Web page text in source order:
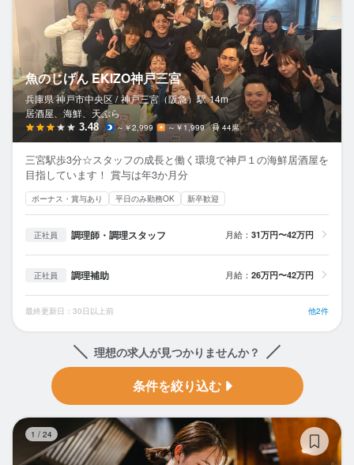
魚のじげん EKIZO神戸三宮
兵庫県 神戸市中央区 / 神戸三宮（阪急）駅 14m
居酒屋、海鮮、天ぷら
3.48 ～￥2,999 ～￥1,999 44席
三宮駅歩3分☆スタッフの成長と働く環境で神戸１の海鮮居酒屋を
目指しています！ 賞与は年3か月分
ボーナス・賞与あり 平日のみ勤務OK 新卒歓迎
正社員 調理師・調理スタッフ 月給： 31万円〜42万円
正社員 調理補助 月給： 26万円〜42万円
最終更新日：30日以上前 他2件
理想の求人が見つかりませんか？
条件を絞り込む
1 / 24